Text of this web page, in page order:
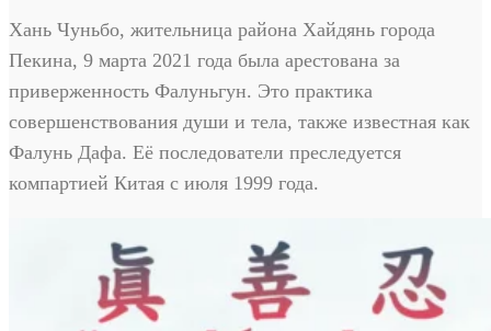
Хань Чуньбо, жительница района Хайдянь города
Пекина, 9 марта 2021 года была арестована за
приверженность Фалуньгун. Это практика
совершенствования души и тела, также известная как
Фалунь Дафа. Её последователи преследуется
компартией Китая с июля 1999 года.